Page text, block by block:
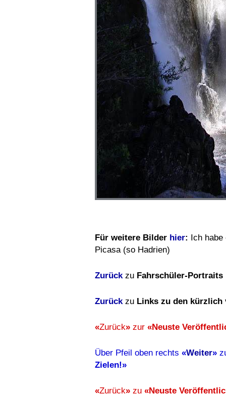
Für weitere Bilder hier: Ich habe
Picasa (so Hadrien)
Zurück zu Fahrschüler-Portraits
Zurück zu Links zu den
«Zurück» zur «Neuste
Über Pfeil oben rechts «Weiter»
Zielen!»
«Zurück» zu «Neuste